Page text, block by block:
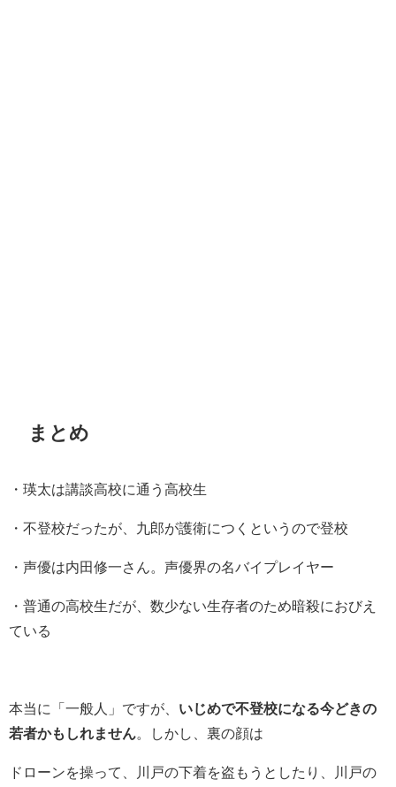
まとめ
・瑛太は講談高校に通う高校生
・不登校だったが、九郎が護衛につくというので登校
・声優は内田修一さん。声優界の名バイプレイヤー
・普通の高校生だが、数少ない生存者のため暗殺におびえ
ている
本当に「一般人」ですが、 いじめで不登校になる今どきの
若者かもしれません。しかし、裏の顔は
ドローンを操って、川戸の下着を盗もうとしたり、川戸の